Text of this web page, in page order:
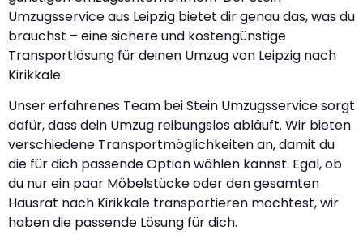
Umzugsservice aus Leipzig bietet dir genau das, was du
brauchst – eine sichere und kostengünstige
Transportlösung für deinen Umzug von Leipzig nach
Kirikkale.
Unser erfahrenes Team bei Stein Umzugsservice sorgt
dafür, dass dein Umzug reibungslos abläuft. Wir bieten
verschiedene Transportmöglichkeiten an, damit du
die für dich passende Option wählen kannst. Egal, ob
du nur ein paar Möbelstücke oder den gesamten
Hausrat nach Kirikkale transportieren möchtest, wir
haben die passende Lösung für dich.